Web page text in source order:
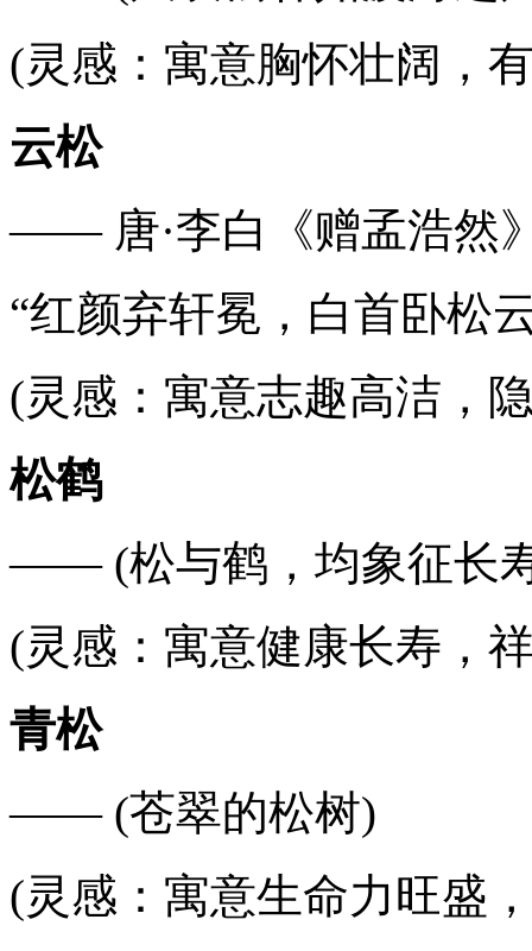
(灵感：寓意胸怀壮阔，
云松
—— 唐·李白《赠孟浩然
“红颜弃轩冕，白首卧松
(灵感：寓意志趣高洁，
松鹤
—— (松与鹤，均象征长
(灵感：寓意健康长寿，
青松
—— (苍翠的松树)
(灵感：寓意生命力旺盛